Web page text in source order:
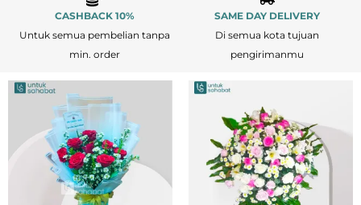
CASHBACK 10%
Untuk semua pembelian tanpa
min. order
SAME DAY DELIVERY
Di semua kota tujuan
pengirimanmu
was:
Rp1.400.000.